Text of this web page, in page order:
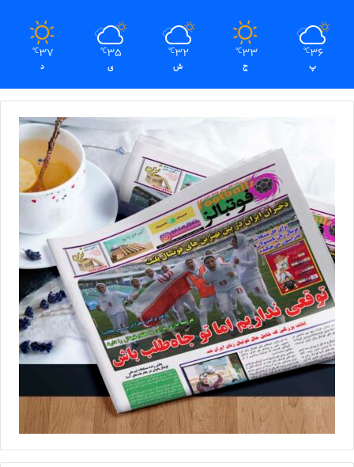
36
℃
پ
33
℃
ج
32
℃
ش
35
℃
ی
37
℃
د